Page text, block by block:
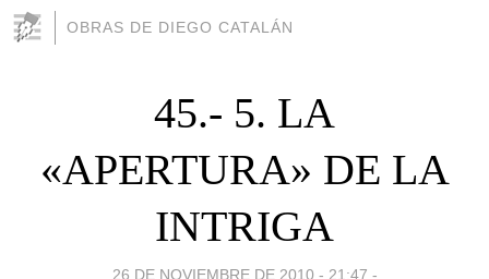
OBRAS DE DIEGO CATALÁN
45.- 5. LA
«APERTURA» DE LA
ΙΝTRIGΑ
26 DE NOVIEMBRE DE 2010 - 21:47 -